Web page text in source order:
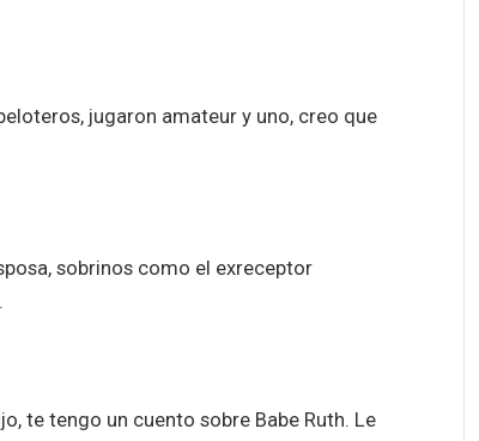
jugaron amateur y uno, creo que
sobrinos como el exreceptor
te tengo un cuento sobre Babe Ruth. Le